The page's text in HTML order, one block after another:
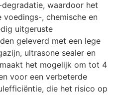
waardoor het
, chemische en
uitgeruste
geleverd met een lege
ultrasone sealer en
het mogelijk om tot 4
voor een verbeterde
die het risico op